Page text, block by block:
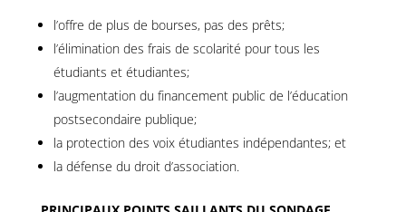
l’offre de plus de bourses, pas des prêts;
l’élimination des frais de scolarité pour tous les
étudiants et étudiantes;
l’augmentation du financement public de l’éducation
postsecondaire publique;
la protection des voix étudiantes indépendantes; et
la défense du droit d’association.